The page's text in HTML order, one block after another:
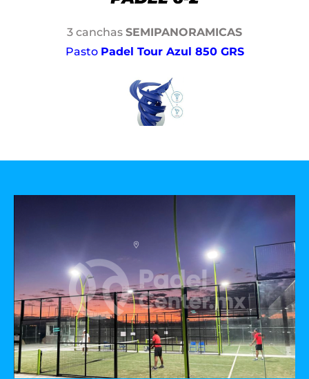
3 canchas SEMIPANORAMICAS
Pasto Padel Tour Azul 850 GRS